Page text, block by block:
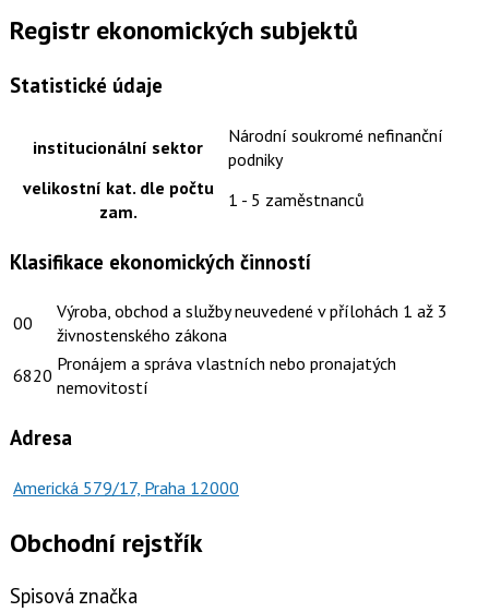
Registr ekonomických subjektů
Statistické údaje
institucionální sektor
Národní soukromé nefinanční
podniky
velikostní kat. dle počtu
zam.
1 - 5 zaměstnanců
Klasifikace ekonomických činností
00
Výroba, obchod a služby neuvedené v přílohách 1 až 3
živnostenského zákona
6820
Pronájem a správa vlastních nebo pronajatých
nemovitostí
Adresa
Americká 579/17, Praha 12000
Obchodní rejstřík
Spisová značka